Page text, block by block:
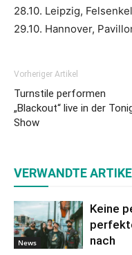
28.10. Leipzig,
29.10. Hannover,
Vorheriger Artikel
Turnstile performen
„Blackout“ live in der
Show
VERWANDTE
News
Keine
nach